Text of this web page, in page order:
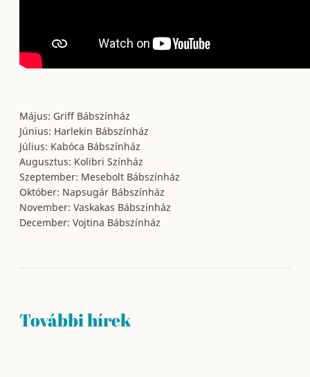
Május: Griff Bábszínház
Június: Harlekin Bábszínház
Július: Kabóca Bábszínház
Augusztus: Kolibri Színház
Szeptember: Mesebolt Bábszínház
Október: Napsugár Bábszínház
November: Vaskakas Bábszínház
December: Vojtina Bábszínház
További hírek